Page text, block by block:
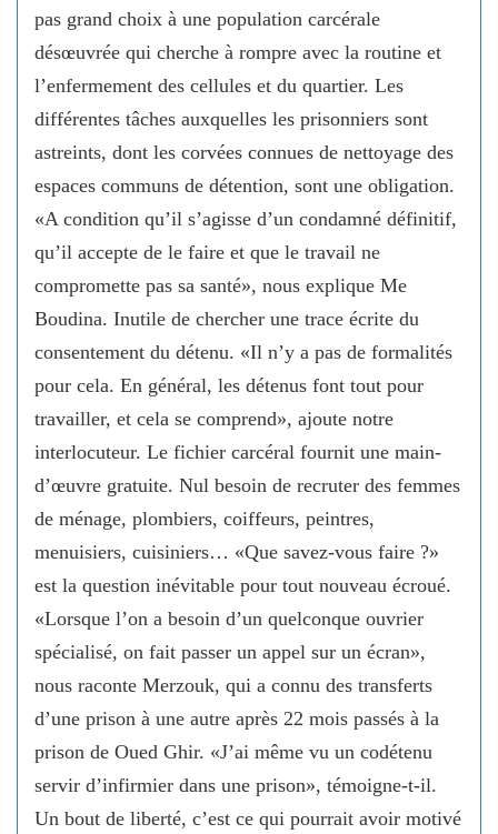
pas grand choix à une population carcérale
désœuvrée qui cherche à rompre avec la routine et
l’enfermement des cellules et du quartier. Les
différentes tâches auxquelles les prisonniers sont
astreints, dont les corvées connues de nettoyage des
espaces communs de détention, sont une obligation.
«A condition qu’il s’agisse d’un condamné définitif,
qu’il accepte de le faire et que le travail ne
compromette pas sa santé», nous explique Me
Boudina. Inutile de chercher une trace écrite du
consentement du détenu. «Il n’y a pas de formalités
pour cela. En général, les détenus font tout pour
travailler, et cela se comprend», ajoute notre
interlocuteur. Le fichier carcéral fournit une main-
d’œuvre gratuite. Nul besoin de recruter des femmes
de ménage, plombiers, coiffeurs, peintres,
menuisiers, cuisiniers… «Que savez-vous faire ?»
est la question inévitable pour tout nouveau écroué.
«Lorsque l’on a besoin d’un quelconque ouvrier
spécialisé, on fait passer un appel sur un écran»,
nous raconte Merzouk, qui a connu des transferts
d’une prison à une autre après 22 mois passés à la
prison de Oued Ghir. «J’ai même vu un codétenu
servir d’infirmier dans une prison», témoigne-t-il.
Un bout de liberté, c’est ce qui pourrait avoir motivé